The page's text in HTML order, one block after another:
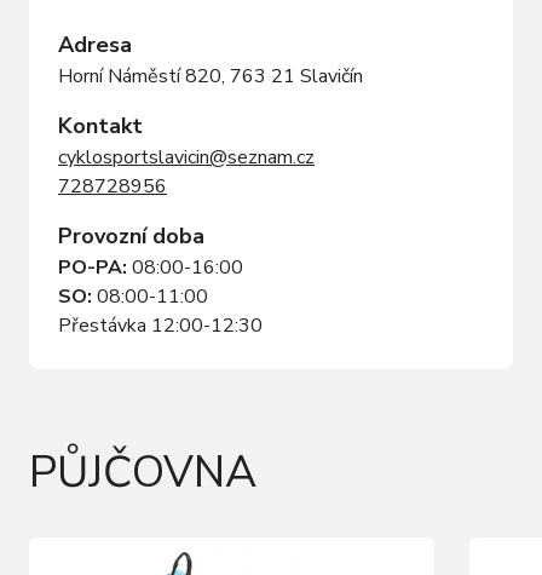
Adresa
Horní Náměstí 820, 763 21 Slavičín
Kontakt
cyklosportslavicin@seznam.cz
728728956
Provozní doba
PO-PA: 08:00-16:00
SO: 08:00-11:00
Přestávka 12:00-12:30
PŮJČOVNA